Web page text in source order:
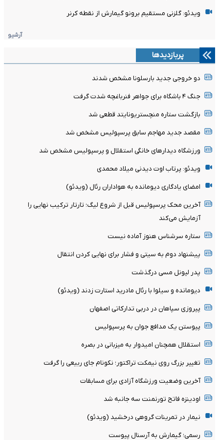
ویدئو: گلزنی مستقیم برونو گیمارش از نقطه کرنر
آرشیو
پربازدیدها
دو خروجی جدید بارسلونا مشخص شدند
جنگ ۴ باشگاه برای جواهر فنرباغچه شدت گرفت
بازگشت ستاره منچستریونایتد قطعی شد
مقصد جدید مهاجم سابق پرسپولیس مشخص شد
ورزشگاه دیدارهای خانگی استقلال و پرسپولیس مشخص شد
ویدئو: پرتاب اوت دیدنی میلاد محمدی
امضای یادگاری دیومانده به هواداران رئال (ویدئو)
آخرین محک پرسپولیس قبل از شروع لیگ؛ تارتار ترکیب نهایی را
آزمایش می‌کند
ستاره سرشناس هنوز آماده نیست
پیشنهاد دوم به سیتی و فشار برای نهایی کردن انتقال
پدر لیونل مسی درگذشت
دیومانده و سیلوا با رئال مادرید استارت زدند (ویدئو)
پیروزی سپاهان در دربی تدارکاتی اصفهان
پیوستن یک مدافع جوان به پرسپولیس
استقلال همچنان امیدوار به میزبانی در بصره
تغییر بزرگ روی نیمکت تراکتور؛ نکونام جای ربیعی را گرفت
آخرین وضعیت ورزشگاه آزادی برای مسابقات
اودینزه فاتح تورنمنت سه جانبه شد
نیمار در تمرینات گروهی درخشید (ویدئو)
رسمی؛ گیمارش به آرسنال پیوست